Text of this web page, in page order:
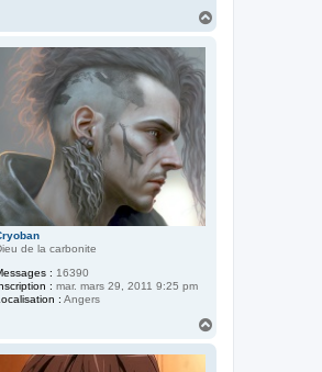
de la carbonite
: 16390
: mar. mars 29, 2011 9:25 pm
: Angers